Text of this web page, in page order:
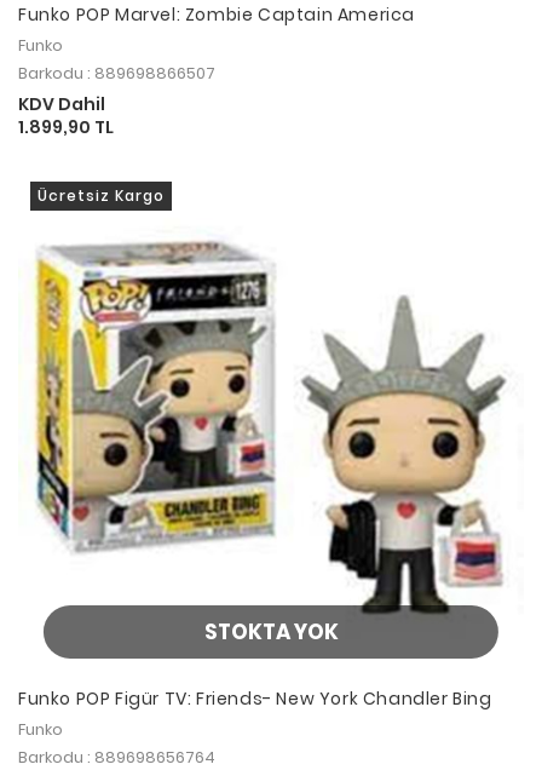
Funko POP Marvel: Zombie Captain America
Funko
Barkodu : 889698866507
KDV Dahil
1.899,90 TL
STOKTA YOK
Ücretsiz Kargo
Funko POP Figür TV: Friends- New York Chandler Bing
Funko
Barkodu : 889698656764